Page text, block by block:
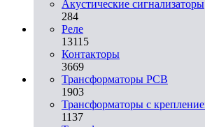
Акустические сигнализаторы
284
Реле
13115
Контакторы
3669
Трансформаторы PCB
1903
Трансформаторы с
1137